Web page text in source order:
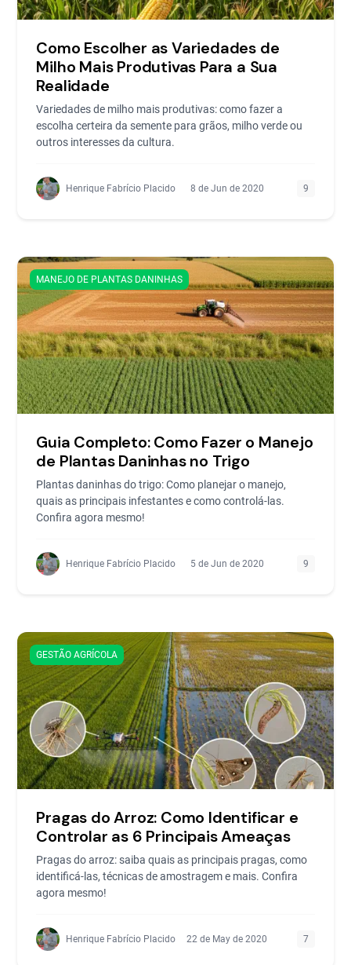
Como Escolher as Variedades de
Milho Mais Produtivas Para a Sua
Realidade
Variedades de milho mais produtivas: como fazer a
escolha certeira da semente para grãos, milho verde ou
outros interesses da cultura.
Henrique Fabrício Placido 8 de Jun de 2020 9
MANEJO DE PLANTAS DANINHAS
Guia Completo: Como Fazer o Manejo
de Plantas Daninhas no Trigo
Plantas daninhas do trigo: Como planejar o manejo,
quais as principais infestantes e como controlá-las.
Confira agora mesmo!
Henrique Fabrício Placido 5 de Jun de 2020 9
GESTÃO AGRÍCOLA
Pragas do Arroz: Como Identificar e
Controlar as 6 Principais Ameaças
Pragas do arroz: saiba quais as principais pragas, como
identificá-las, técnicas de amostragem e mais. Confira
agora mesmo!
Henrique Fabrício Placido 22 de May de 2020 7